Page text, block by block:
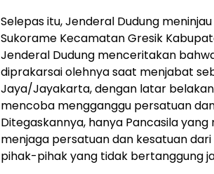
Selepas itu, Jenderal Dudung
Sukorame Kecamatan Gresik
Jenderal Dudung menceritakan
diprakarsai olehnya saat menjabat
Jaya/Jayakarta, dengan latar
mencoba mengganggu persatuan
Ditegaskannya, hanya Pancasila
menjaga persatuan dan kesatuan
pihak-pihak yang tidak bertanggung